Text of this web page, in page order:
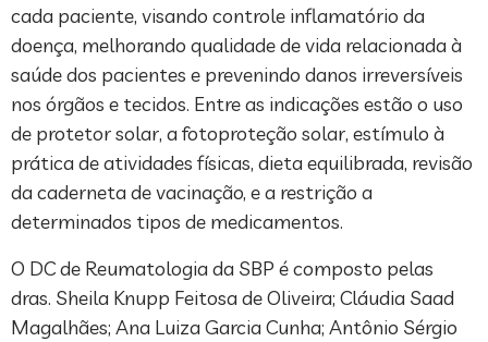
cada paciente, visando controle inflamatório da
doença, melhorando qualidade de vida relacionada à
saúde dos pacientes e prevenindo danos irreversíveis
nos órgãos e tecidos. Entre as indicações estão o uso
de protetor solar, a fotoproteção solar, estímulo à
prática de atividades físicas, dieta equilibrada, revisão
da caderneta de vacinação, e a restrição a
determinados tipos de medicamentos.
O DC de Reumatologia da SBP é composto pelas
dras. Sheila Knupp Feitosa de Oliveira; Cláudia Saad
Magalhães; Ana Luiza Garcia Cunha; Antônio Sérgio